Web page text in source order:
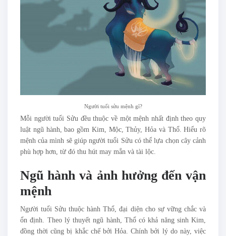
Người tuổi sửu mệnh gì?
Mỗi người tuổi Sửu đều thuộc về một mệnh nhất định theo quy
luật ngũ hành, bao gồm Kim, Mộc, Thủy, Hỏa và Thổ. Hiểu rõ
mệnh của mình sẽ giúp người tuổi Sửu có thể lựa chọn cây cảnh
phù hợp hơn, từ đó thu hút may mắn và tài lộc.
Ngũ hành và ảnh hưởng đến vận
mệnh
Người tuổi Sửu thuộc hành Thổ, đại diện cho sự vững chắc và
ổn định. Theo lý thuyết ngũ hành, Thổ có khả năng sinh Kim,
đồng thời cũng bị khắc chế bởi Hỏa. Chính bởi lý do này, việc